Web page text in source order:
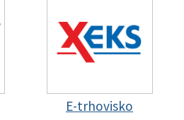
E-trhovisko